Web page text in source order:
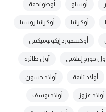
أوسلو أوطو نجمة
أوكرانيا أوكرانيا روسيا
أوكسفورد إيكونوميكس
أول خورج إعلامي أول طائرة
أولاد تايمة أولاد حسون
أولاد عزوز أولاد يوسف